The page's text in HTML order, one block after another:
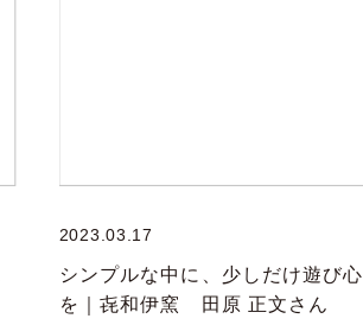
2023.03.17
シンプルな中に、少しだけ遊び心
を｜㐂和伊窯 田原 正文さん